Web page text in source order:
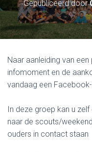
Gepubliceerd door
Naar aanleiding van
infomoment en de
vandaag een Facebook-
In deze groep kan u
naar de scouts/
ouders in contact staan